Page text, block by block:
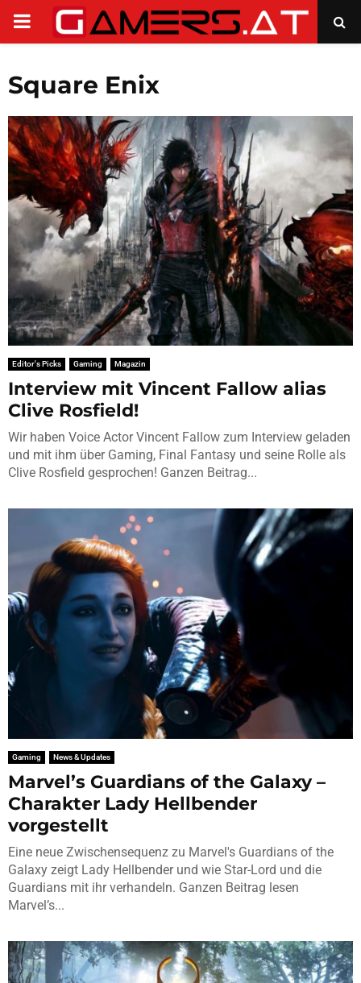
PRIMARY
Square Enix
Editor's Picks Gaming Magazin
Interview mit Vincent Fallow alias
Clive Rosfield!
Wir haben Voice Actor Vincent Fallow zum Interview geladen
und mit ihm über Gaming, Final Fantasy und seine Rolle als
Clive Rosfield gesprochen! Ganzen Beitrag...
Gaming News & Updates
Marvel’s Guardians of the Galaxy –
Charakter Lady Hellbender
vorgestellt
Eine neue Zwischensequenz zu Marvel's Guardians of the
Galaxy zeigt Lady Hellbender und wie Star-Lord und die
Guardians mit ihr verhandeln. Ganzen Beitrag lesen
Marvel’s...